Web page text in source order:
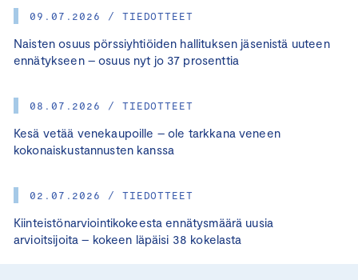
09.07.2026 / TIEDOTTEET
Naisten osuus pörssiyhtiöiden hallituksen jäsenistä uuteen
ennätykseen – osuus nyt jo 37 prosenttia
08.07.2026 / TIEDOTTEET
Kesä vetää venekaupoille – ole tarkkana veneen
kokonaiskustannusten kanssa
02.07.2026 / TIEDOTTEET
Kiinteistönarviointikokeesta ennätysmäärä uusia
arvioitsijoita – kokeen läpäisi 38 kokelasta